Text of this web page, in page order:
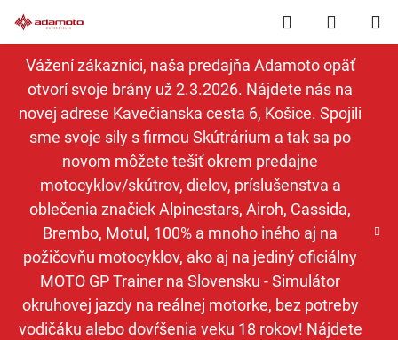
na
obsah
Vážení zákazníci, naša predajňa Adamoto opäť
otvorí svoje brány už 2.3.2026. Nájdete nás na
novej adrese Kavečianska cesta 6, Košice. Spojili
sme svoje sily s firmou Skútrárium a tak sa po
novom môžete tešiť okrem predajne
motocyklov/skútrov, dielov, príslušenstva a
oblečenia značiek Alpinestars, Airoh, Cassida,
Brembo, Motul, 100% a mnoho iného aj na
požičovňu motocyklov, ako aj na jediný oficiálny
MOTO GP Trainer na Slovensku - Simulátor
okruhovej jazdy na reálnej motorke, bez potreby
vodičáku alebo dovŕšenia veku 18 rokov! Nájdete
Hľadať
KOŠÍK